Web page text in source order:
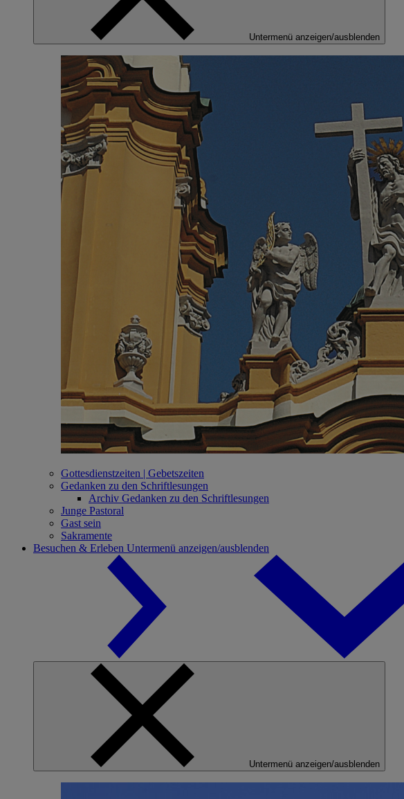
Untermenü anzeigen/ausblenden
Gottesdienstzeiten | Gebetszeiten
Gedanken zu den Schriftlesungen
Archiv Gedanken zu den Schriftlesungen
Junge Pastoral
Gast sein
Sakramente
Besuchen & Erleben Untermenü anzeigen/ausblenden
Untermenü anzeigen/ausblenden